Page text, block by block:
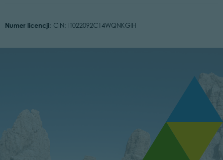
Numer licencji: CIN: IT022092C14WQNKGIH